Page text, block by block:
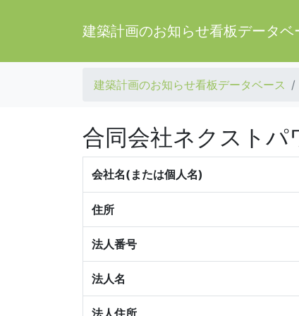
建築計画のお知らせ看板データベ
建築計画のお知らせ看板データベース
合同会社ネクストパ
会社名(または個人名)
住所
法人番号
法人名
法人住所